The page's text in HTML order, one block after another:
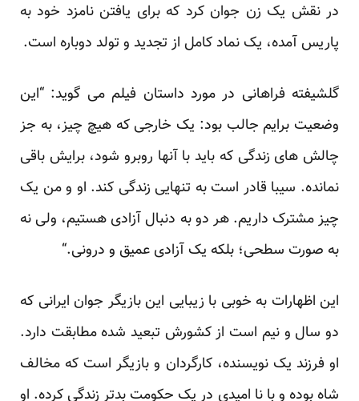
در نقش یک زن جوان کرد که برای یافتن نامزد خود به
پاریس آمده، یک نماد کامل از تجدید و تولد دوباره است.
گلشیفته فراهانی در مورد داستان فیلم می گوید: “این
وضعیت برایم جالب بود: یک خارجی که هیچ چیز، به جز
چالش های زندگی که باید با آنها روبرو شود، برایش باقی
نمانده. سیبا قادر است به تنهایی زندگی کند. او و من یک
چیز مشترک داریم. هر دو به دنبال آزادی هستیم، ولی نه
به صورت سطحی؛ بلکه یک آزادی عمیق و درونی.“
این اظهارات به خوبی با زیبایی این بازیگر جوان ایرانی که
دو سال و نیم است از کشورش تبعید شده مطابقت دارد.
او فرزند یک نویسنده، کارگردان و بازیگر است که مخالف
شاه بوده و با نا امیدی در یک حکومت بدتر زندگی کرده. او